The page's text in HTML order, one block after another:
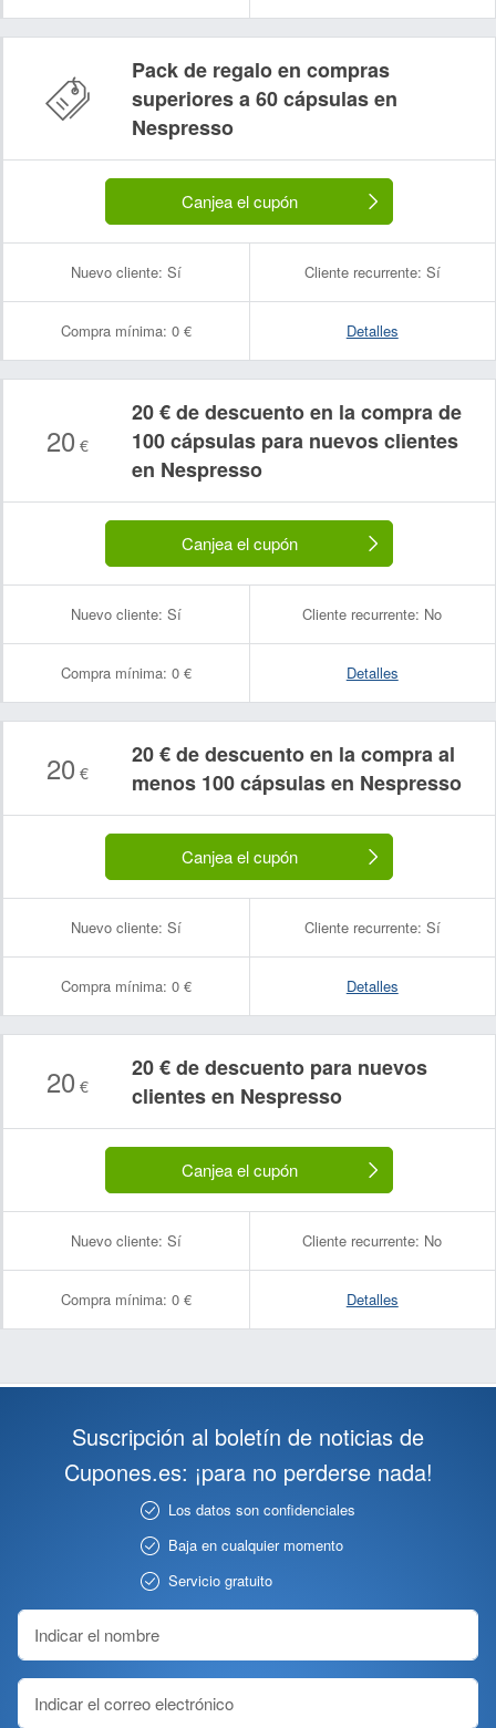
Pack de regalo en compras
superiores a 60 cápsulas en
Nespresso
Canjea el cupón
Nuevo cliente: Sí Cliente recurrente: Sí
Compra mínima: 0 € Detalles
20 €
20 € de descuento en la compra de
100 cápsulas para nuevos clientes
en Nespresso
Canjea el cupón
Nuevo cliente: Sí Cliente recurrente: No
Compra mínima: 0 € Detalles
20 €
20 € de descuento en la compra al
menos 100 cápsulas en Nespresso
Canjea el cupón
Nuevo cliente: Sí Cliente recurrente: Sí
Compra mínima: 0 € Detalles
20 €
20 € de descuento para nuevos
clientes en Nespresso
Canjea el cupón
Nuevo cliente: Sí Cliente recurrente: No
Compra mínima: 0 € Detalles
Suscripción al boletín de noticias de
Cupones.es: ¡para no perderse nada!
Los datos son confidenciales
Baja en cualquier momento
Servicio gratuito